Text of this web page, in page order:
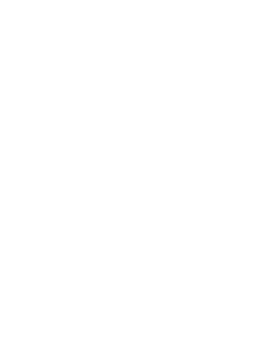
crossorigin
async referrerpolicy="unsafe-